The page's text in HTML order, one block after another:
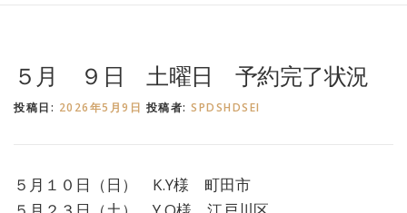
５月 ９日 土曜日 予約完了状況
投稿日: 2026年5月9日 投稿者: SPDSHDSEI
５月１０日（日） K.Y様 町田市